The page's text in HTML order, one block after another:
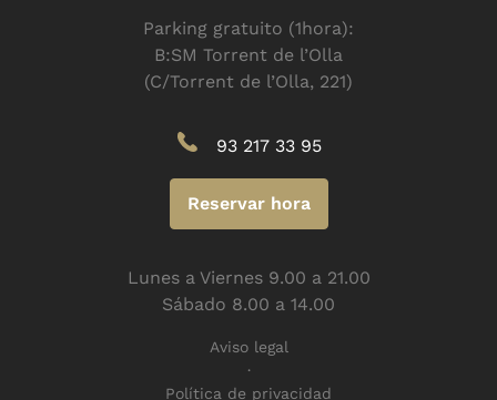
Parking gratuito (1hora):
B:SM Torrent de l’Olla
(C/Torrent de l’Olla, 221)
93 217 33 95
Reservar hora
Lunes a Viernes 9.00 a 21.00
Sábado 8.00 a 14.00
Aviso legal
Política de privacidad